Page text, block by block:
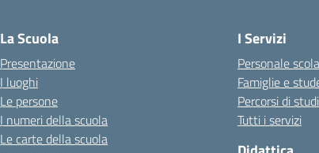
La Scuola
Presentazione
I luoghi
Le persone
I numeri della scuola
Le carte della scuola
I Servizi
Personale
Famiglie e
Percorsi di
Tutti i servizi